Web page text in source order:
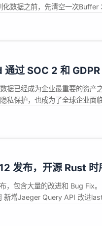
数据之前，先清空一次
过 SOC 2 和 GDPR
重保障
据已经成为企业最重要的资产
私保护，也成为了全球企业面
Cloud 平台近日通过
发布，开源 Rust 时
，包含大量的改进和 Bug Fix
新增Jaeger Query API 改进
用于高级分析 根据